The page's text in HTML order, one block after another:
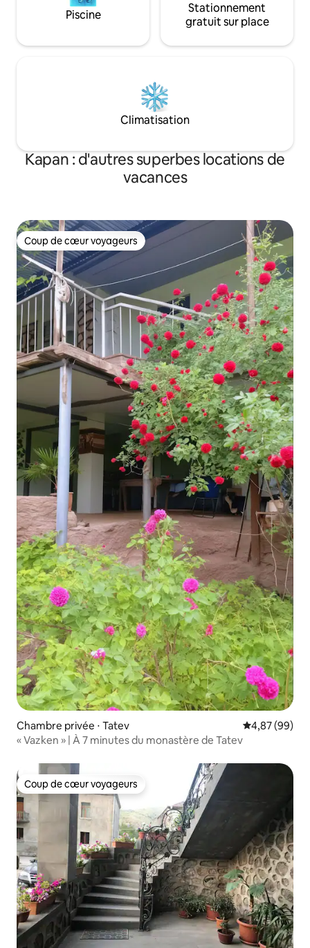
Piscine
Stationnement
gratuit sur place
Climatisation
Kapan : d'autres superbes locations de
vacances
Coup de cœur voyageurs
Coup de cœur voyageurs
Chambre privée ⋅ Tatev Évaluation
4,87 (99)
« Vazken » | À 7 minutes du monastère de Tatev
Coup de cœur voyageurs
Coup de cœur voyageurs